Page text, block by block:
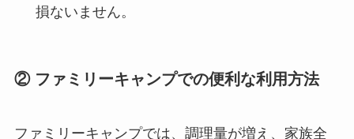
損ないません。
② ファミリーキャンプでの便利な利用方法
ファミリーキャンプでは、調理量が増え、家族全